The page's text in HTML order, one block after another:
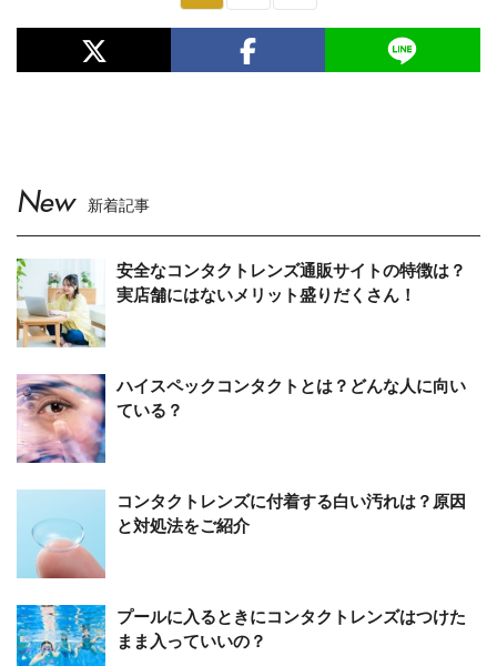
New 新着記事
安全なコンタクトレンズ通販サイトの特徴は？
実店舗にはないメリット盛りだくさん！
ハイスペックコンタクトとは？どんな人に向い
ている？
コンタクトレンズに付着する白い汚れは？原因
と対処法をご紹介
プールに入るときにコンタクトレンズはつけた
まま入っていいの？